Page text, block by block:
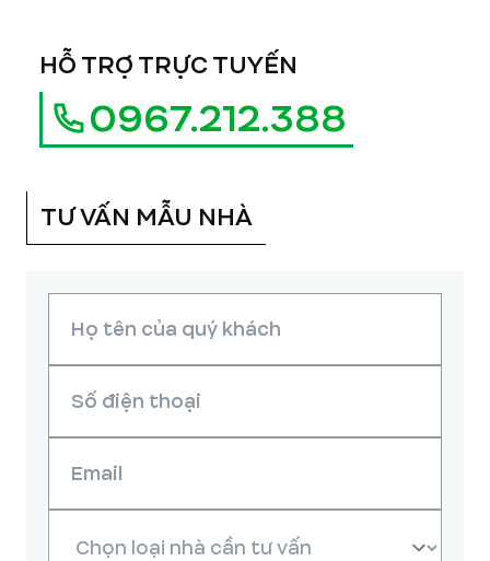
HỖ TRỢ TRỰC TUYẾN
0967.212.388
TƯ VẤN MẪU NHÀ